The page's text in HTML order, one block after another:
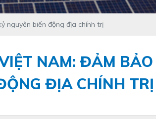
nguyên biến động địa chính trị
NAM: ĐẢM
ĐỊA CHÍNH TRỊ